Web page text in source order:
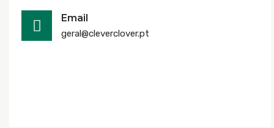
Email
geral@cleverclover.pt